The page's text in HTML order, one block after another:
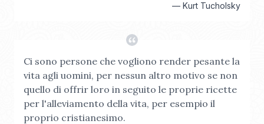
— Kurt Tucholsky
Ci sono persone che vogliono render pesante la
vita agli uomini, per nessun altro motivo se non
quello di offrir loro in seguito le proprie ricette
per l'alleviamento della vita, per esempio il
proprio cristianesimo.